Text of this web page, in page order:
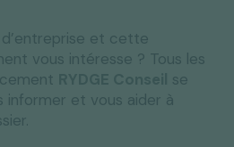
et cette
vous intéresse ? Tous les
se
informer et vous aider à